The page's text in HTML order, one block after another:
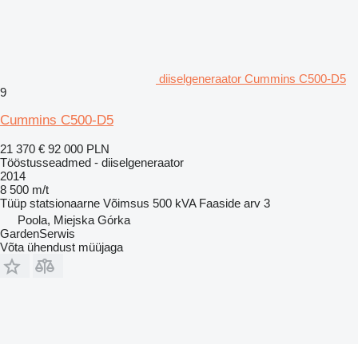
diiselgeneraator Cummins C500-D5
9
Cummins C500-D5
21 370 € 92 000 PLN
Tööstusseadmed - diiselgeneraator
2014
8 500 m/t
Tüüp statsionaarne Võimsus 500 kVA Faaside arv 3
Poola, Miejska Górka
GardenSerwis
Võta ühendust müüjaga